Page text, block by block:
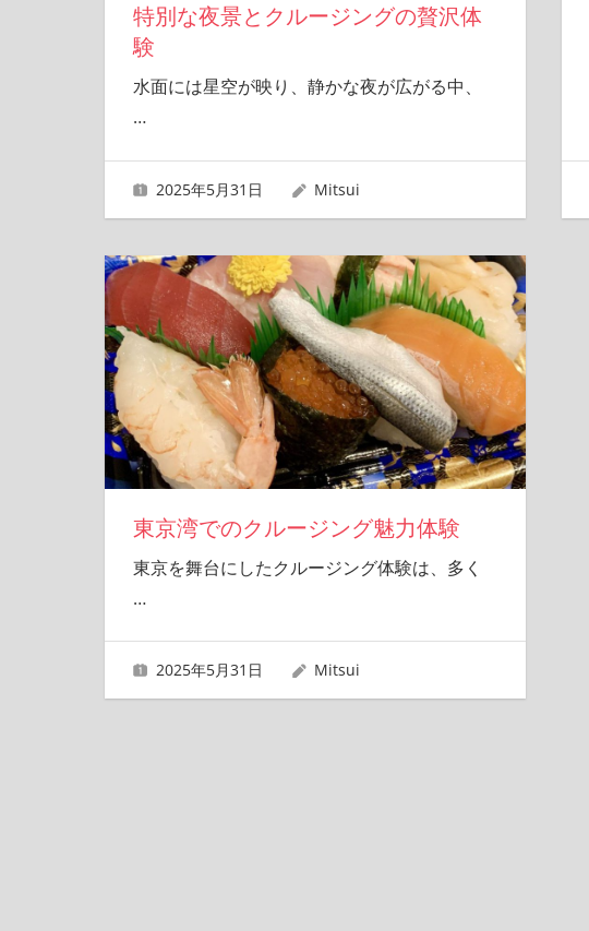
特別な夜景とクルージングの贅沢体
験
水面には星空が映り、静かな夜が広がる中、
…
2025年5月31日 Mitsui
東京湾でのクルージング魅力体験
東京を舞台にしたクルージング体験は、多く
…
2025年5月31日 Mitsui